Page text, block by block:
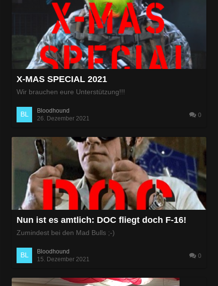
X-MAS SPECIAL 2021
Wir brauchen eure Unterstützung!!!
Bloodhound
26. Dezember 2021
0
Nun ist es amtlich: DOC fliegt doch F-16!
Zumindest bei den Mad Bulls ;-)
Bloodhound
15. Dezember 2021
0